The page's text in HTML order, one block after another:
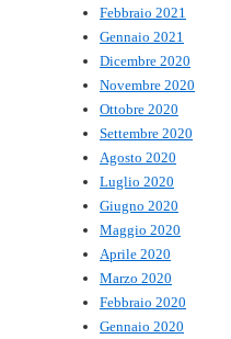
Febbraio 2021
Gennaio 2021
Dicembre 2020
Novembre 2020
Ottobre 2020
Settembre 2020
Agosto 2020
Luglio 2020
Giugno 2020
Maggio 2020
Aprile 2020
Marzo 2020
Febbraio 2020
Gennaio 2020